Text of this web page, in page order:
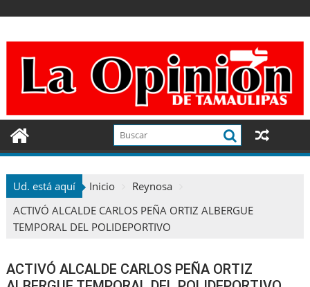
contenido
Ud. está aquí Inicio
Reynosa
ACTIVÓ ALCALDE CARLOS PEÑA ORTIZ ALBERGUE
TEMPORAL DEL POLIDEPORTIVO
ACTIVÓ ALCALDE CARLOS PEÑA ORTIZ